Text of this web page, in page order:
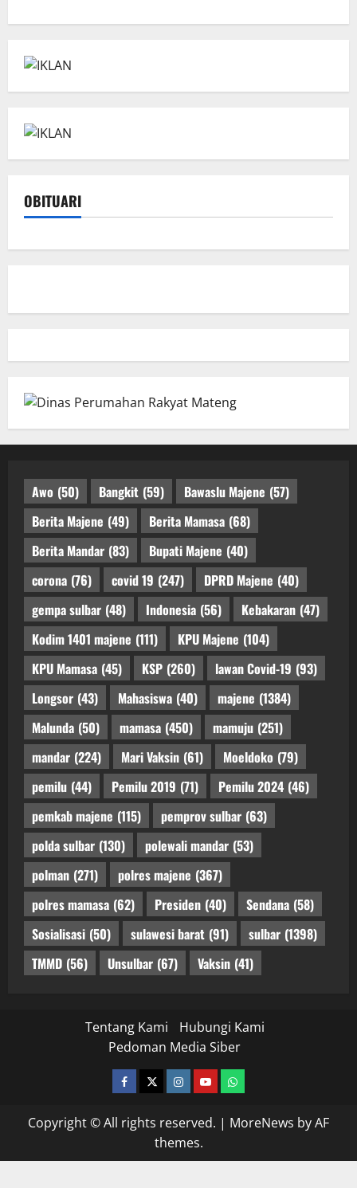
OBITUARI
Awo (50) Bangkit (59) Bawaslu Majene (57)
Berita Majene (49) Berita Mamasa (68)
Berita Mandar (83) Bupati Majene (40)
corona (76) covid 19 (247) DPRD Majene (40)
gempa sulbar (48) Indonesia (56) Kebakaran (47)
Kodim 1401 majene (111) KPU Majene (104)
KPU Mamasa (45) KSP (260) lawan Covid-19 (93)
Longsor (43) Mahasiswa (40) majene (1384)
Malunda (50) mamasa (450) mamuju (251)
mandar (224) Mari Vaksin (61) Moeldoko (79)
pemilu (44) Pemilu 2019 (71) Pemilu 2024 (46)
pemkab majene (115) pemprov sulbar (63)
polda sulbar (130) polewali mandar (53)
polman (271) polres majene (367)
polres mamasa (62) Presiden (40) Sendana (58)
Sosialisasi (50) sulawesi barat (91) sulbar (1398)
TMMD (56) Unsulbar (67) Vaksin (41)
Tentang Kami
Hubungi Kami
Pedoman Media Siber
facebooktwitterinstagram.com
youtubewhatsapp
Copyright © All rights reserved. | MoreNews by AF
themes.